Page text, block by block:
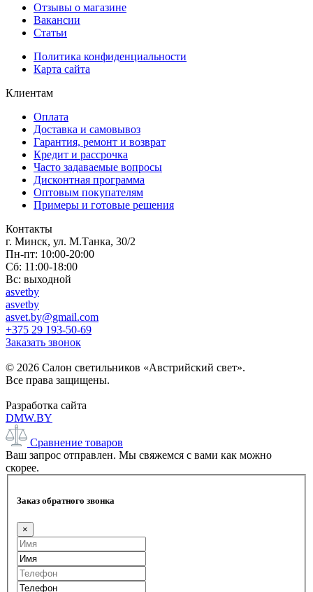
Отзывы о магазине
Вакансии
Статьи
Политика конфиденциальности
Карта сайта
Клиентам
Оплата
Доставка и самовывоз
Гарантия, ремонт и возврат
Кредит и рассрочка
Часто задаваемые вопросы
Дисконтная программа
Оптовым покупателям
Примеры и готовые решения
Контакты
г. Минск, ул. М.Танка, 30/2
Пн-пт: 10:00-20:00
Сб: 11:00-18:00
Вс: выходной
asvetby
asvetby
asvet.by@gmail.com
+375 29 193-50-69
Заказать звонок
© 2026 Салон светильников «Австрийский свет».
Все права защищены.
Разработка сайта
DMW.BY
Сравнение товаров
Ваш запрос отправлен. Мы свяжемся с вами как можно
скорее.
Заказ обратного звонка
×